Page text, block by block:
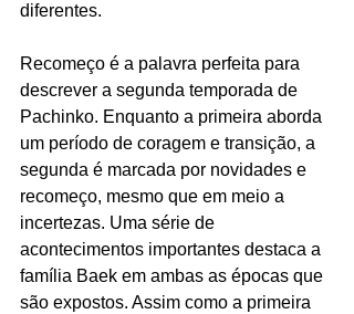
diferentes.
Recomeço é a palavra perfeita para
descrever a segunda temporada de
Pachinko. Enquanto a primeira aborda
um período de coragem e transição, a
segunda é marcada por novidades e
recomeço, mesmo que em meio a
incertezas. Uma série de
acontecimentos importantes destaca a
família Baek em ambas as épocas que
são expostos. Assim como a primeira